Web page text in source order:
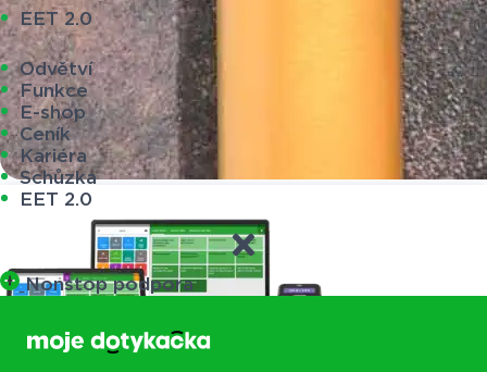
EET 2.0
Odvětví
Funkce
E-shop
Ceník
Kariéra
Schůzka
EET 2.0
Nonstop podpora